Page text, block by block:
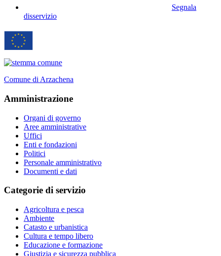
Segnala
disservizio
Comune di Arzachena
Amministrazione
Organi di governo
Aree amministrative
Uffici
Enti e fondazioni
Politici
Personale amministrativo
Documenti e dati
Categorie di servizio
Agricoltura e pesca
Ambiente
Catasto e urbanistica
Cultura e tempo libero
Educazione e formazione
Giustizia e sicurezza pubblica